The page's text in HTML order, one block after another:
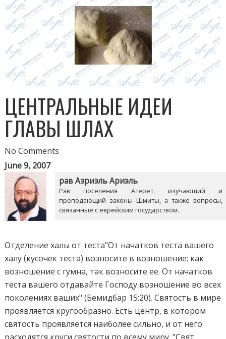
ЦЕНТРАЛЬНЫЕ ИДЕИ
ГЛАВЫ ШЛАХ
No Comments
June 9, 2007
рав Азриэль Ариэль
Рав поселения Атерет, изучающий и
преподающий законы Шмиты, а также вопросы,
связанные с еврейским государством.
Отделение халы от теста"От начатков теста вашего
халу (кусочек теста) возносите в возношение; как
возношение с гумна, так возносите ее. От начатков
теста вашего отдавайте Господу возношение во всех
поколениях ваших" (Бемидбар 15:20). Святость в мире
проявляется кругообразно. Есть центр, в котором
святость проявляется наиболее сильно, и от него